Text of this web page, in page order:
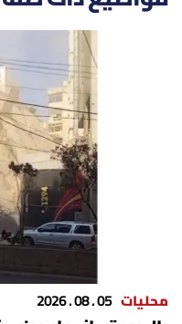
محليات 05 . 08 . 2026